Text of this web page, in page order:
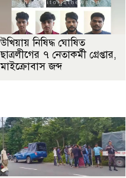
উখিয়ায় নিষিদ্ধ ঘোষিত
ছাত্রলীগের ৭ নেতাকর্মী গ্রেপ্তার,
মাইক্রোবাস জব্দ